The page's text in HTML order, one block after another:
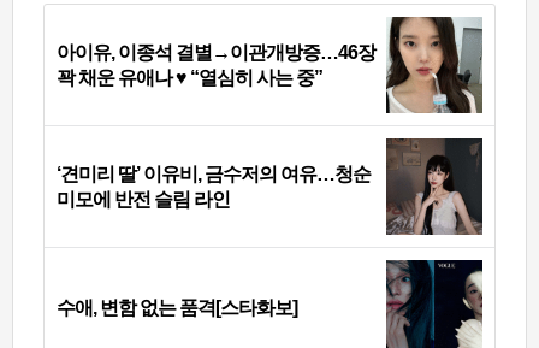
아이유, 이종석 결별→이관개방증…46장
꽉 채운 유애나 ♥ “열심히 사는 중”
‘견미리 딸’ 이유비, 금수저의 여유…청순
미모에 반전 슬림 라인
수애, 변함 없는 품격[스타화보]